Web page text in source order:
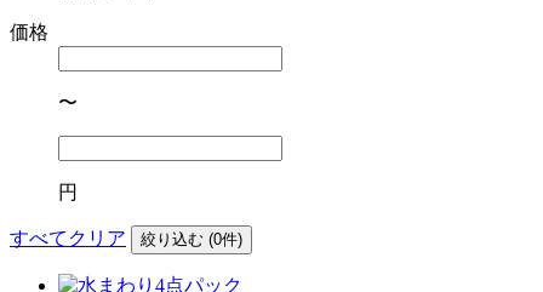
価格
〜
円
すべてクリア 絞り込む (0件)